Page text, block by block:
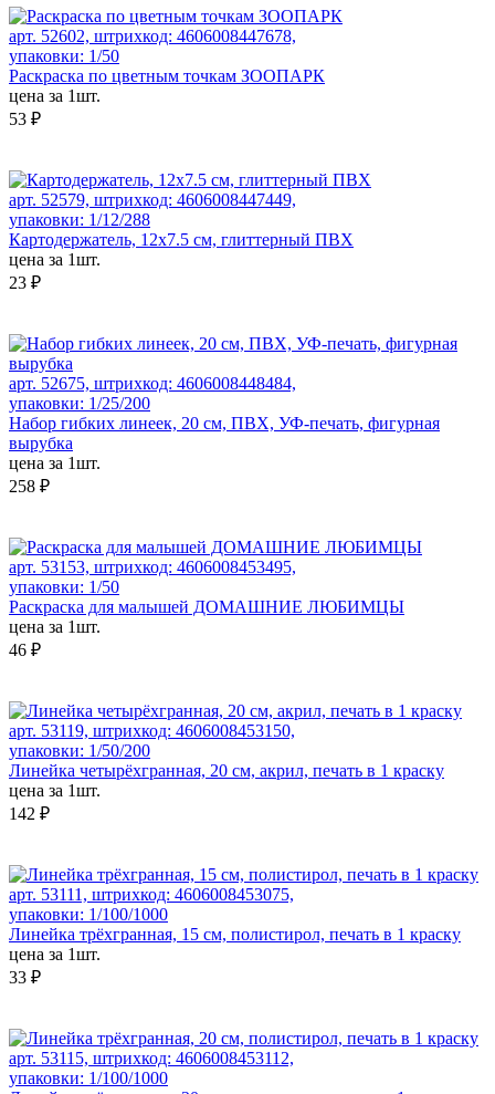
арт. 52602, штрихкод: 4606008447678,
упаковки: 1/50
Раскраска по цветным точкам ЗООПАРК
цена за 1шт.
53 ₽
арт. 52579, штрихкод: 4606008447449,
упаковки: 1/12/288
Картодержатель, 12x7.5 см, глиттерный ПВХ
цена за 1шт.
23 ₽
арт. 52675, штрихкод: 4606008448484,
упаковки: 1/25/200
Набор гибких линеек, 20 см, ПВХ, УФ-печать, фигурная
вырубка
цена за 1шт.
258 ₽
арт. 53153, штрихкод: 4606008453495,
упаковки: 1/50
Раскраска для малышей ДОМАШНИЕ ЛЮБИМЦЫ
цена за 1шт.
46 ₽
арт. 53119, штрихкод: 4606008453150,
упаковки: 1/50/200
Линейка четырёхгранная, 20 см, акрил, печать в 1 краску
цена за 1шт.
142 ₽
арт. 53111, штрихкод: 4606008453075,
упаковки: 1/100/1000
Линейка трёхгранная, 15 см, полистирол, печать в 1 краску
цена за 1шт.
33 ₽
арт. 53115, штрихкод: 4606008453112,
упаковки: 1/100/1000